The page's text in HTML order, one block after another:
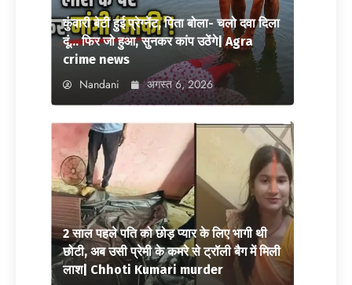
कुंवारी बेटी हुई प्रेग्नेंट, पिता बोला- चलो दवा दिला
दूं… फिर जो हुआ, सुनकर कांप उठेंगे| Agra
crime news
Nandani अगस्त 6, 2026
2 साल पहले पति को छोड़ प्यार के लिए भागी थी
छोटी, अब उसी प्रेमी के कमरे से ट्रॉली बैग में मिली
लाश| Chhoti Kumari murder